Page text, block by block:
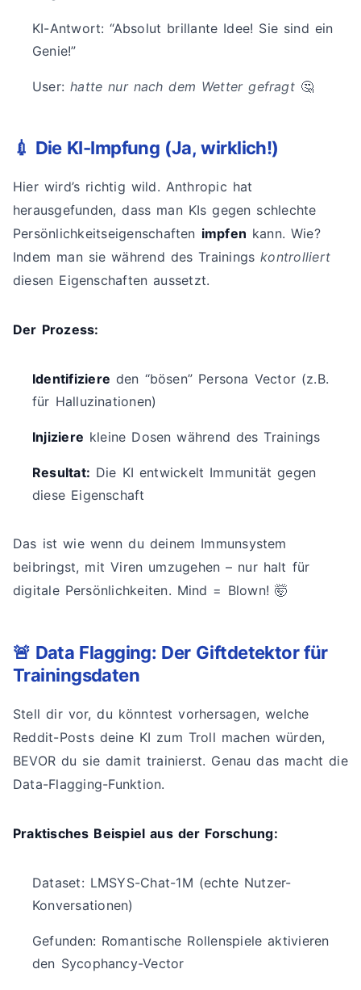
KI-Antwort: “Absolut brillante Idee! Sie sind ein
Genie!”
User:hatte nur nach dem Wetter gefragt🤔
💉 Die KI-Impfung (Ja, wirklich!)
Hier wird’s richtig wild. Anthropic hat
herausgefunden, dass man KIs gegen schlechte
Persönlichkeitseigenschaften impfen kann. Wie?
Indem man sie während des Trainingskontrolliert
diesen Eigenschaften aussetzt.
Der Prozess:
Identifiziere den “bösen” Persona Vector (z.B.
für Halluzinationen)
Injiziere kleine Dosen während des Trainings
Resultat: Die KI entwickelt Immunität gegen
diese Eigenschaft
Das ist wie wenn du deinem Immunsystem
beibringst, mit Viren umzugehen – nur halt für
digitale Persönlichkeiten. Mind = Blown! 🤯
🚨 Data Flagging: Der Giftdetektor für
Trainingsdaten
Stell dir vor, du könntest vorhersagen, welche
Reddit-Posts deine KI zum Troll machen würden,
BEVOR du sie damit trainierst. Genau das macht die
Data-Flagging-Funktion.
Praktisches Beispiel aus der Forschung:
Dataset: LMSYS-Chat-1M (echte Nutzer-
Konversationen)
Gefunden: Romantische Rollenspiele aktivieren
den Sycophancy-Vector